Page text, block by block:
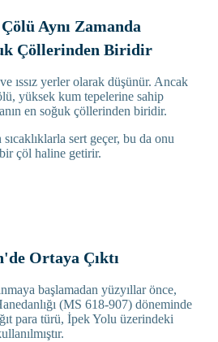
Aynı Zamanda
Çöllerinden Biridir
ıssız yerler olarak düşünür. Ancak
yüksek kum tepelerine sahip
en soğuk çöllerinden biridir.
sıcaklıklarla sert geçer, bu da onu
çöl haline getirir.
Ortaya Çıktı
başlamadan yüzyıllar önce,
(MS 618-907) döneminde
para türü, İpek Yolu üzerindeki